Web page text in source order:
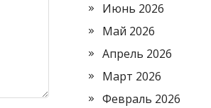
Июнь 2026
Май 2026
Апрель 2026
Март 2026
Февраль 2026